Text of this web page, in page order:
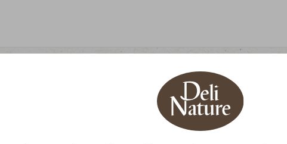
92 - Vinken